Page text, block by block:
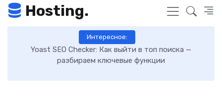
Hosting.
Интересное:
Yoast SEO Checker: Как выйти в топ поиска —
разбираем ключевые функции
Как